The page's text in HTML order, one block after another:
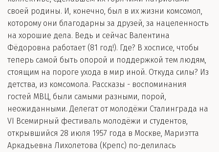
своей родины. И, конечно, был в их жизни комсомол,
которому они благодарны за друзей, за нацеленность
на хорошие дела. Ведь и сейчас Валентина
Фёдоровна работает (81 год!). Где? В хосписе, чтобы
теперь самой быть опорой и поддержкой тем людям,
стоящим на пороге ухода в мир иной. Откуда силы? Из
детства, из комсомола. Рассказы - воспоминания
гостей МВЦ, были самыми разными, порой,
неожиданными. Делегат от молодёжи Сталинграда на
VI Всемирный фестиваль молодёжи и студентов,
открывшийся 28 июля 1957 года в Москве, Мариэтта
Аркадьевна Лихолетова (Крепс) по-делилась